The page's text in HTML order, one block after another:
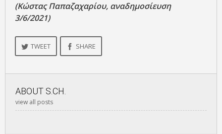
(Κώστας Παπαζαχαρίου, αναδημοσίευση
3/6/2021)
TWEET SHARE
ABOUT S.CH.
view all posts